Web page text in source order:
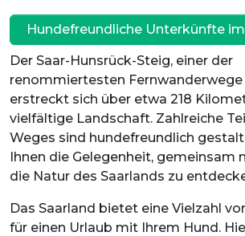
Hundefreundliche Unterkünfte
Der Saar-Hunsrück-Steig, einer der
renommiertesten Fernwanderwege
erstreckt sich über etwa 218
vielfältige Landschaft. Zahlreiche
Weges sind hundefreundlich
Ihnen die Gelegenheit, gemeinsam
die Natur des Saarlands zu
Das Saarland bietet eine Vielzahl
für einen Urlaub mit Ihrem Hund.